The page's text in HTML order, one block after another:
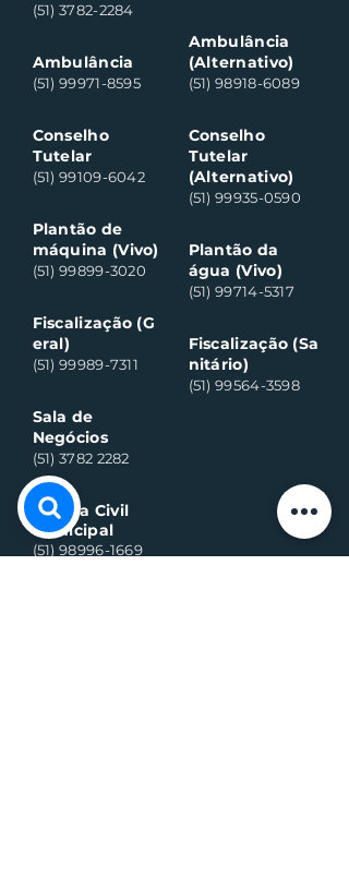
(51) 3782-2284
Ambulância
(51) 99971-8595
Conselho
Tutelar
(51) 99109-6042
Plantão de
máquina (Vivo)
(51) 99899-3020
Fiscalização (G
eral)
(51) 99989-7311
Sala de
Negócios
(51) 3782 2282
Defesa Civil
Municipal
(51) 98996-1669
Ambulância
(Alternativo)
(51) 98918-6089
Conselho
Tutelar
(Alternativo)
(51) 99935-0590
Plantão da
água (Vivo)
(51) 99714-5317
Fiscalização (Sa
nitário)
(51) 99564-3598